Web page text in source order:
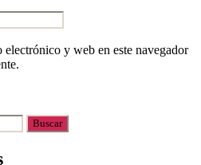
y web en este navegador